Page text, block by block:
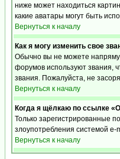
ниже может находиться
какие аватары могут быть
Вернуться к началу
Как я могу изменить свое
Обычно вы не можете
форумов используют звания,
звания. Пожалуйста, не
Вернуться к началу
Когда я щёлкаю по ссылке
Только зарегистрированные
злоупотребления системой
Вернуться к началу